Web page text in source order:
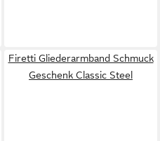
Firetti Gliederarmband Schmuck
Geschenk Classic Steel